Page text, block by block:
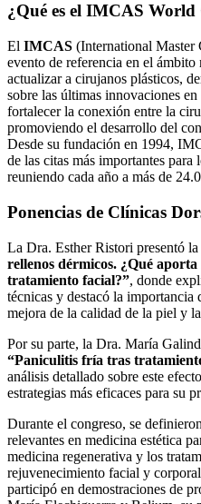
¿Qué es el IMCAS World
El IMCAS (International Master
evento de referencia en el ámbito
actualizar a cirujanos plásticos,
sobre las últimas innovaciones
fortalecer la conexión entre la
promoviendo el desarrollo del
Desde su fundación en 1994,
de las citas más importantes para
reuniendo cada año a más de
Ponencias de Clínicas
La Dra. Esther Ristori presentó la
rellenos dérmicos. ¿Qué
tratamiento facial?”, donde
técnicas y destacó la importancia
mejora de la calidad de la piel y
Por su parte, la Dra. María
“Paniculitis fría tras
análisis detallado sobre este
estrategias más eficaces para su
Durante el congreso, se
relevantes en medicina estética
medicina regenerativa y los
rejuvenecimiento facial y
participó en demostraciones de